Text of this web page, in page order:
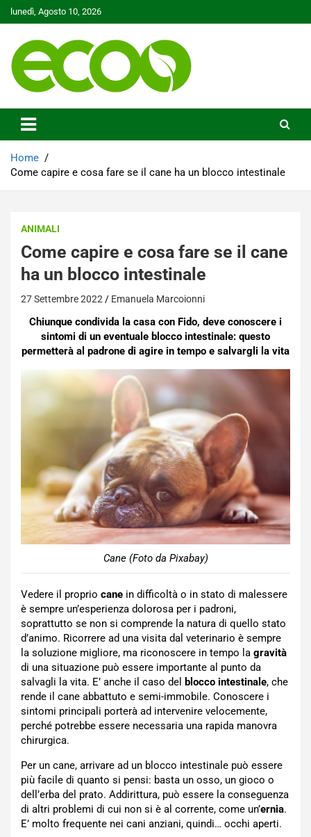
Skip
to
lunedì, Agosto 10, 2026
Ecoo.it
Home
Come capire e cosa fare se il cane ha un blocco intestinale
ANIMALI
Come capire e cosa fare se il cane
ha un blocco intestinale
27 Settembre 2022 Emanuela Marcoionni
Chiunque condivida la casa con Fido, deve conoscere i
sintomi di un eventuale blocco intestinale: questo
permetterà al padrone di agire in tempo e salvargli la vita
Cane (Foto da Pixabay)
Vedere il proprio cane in difficoltà o in stato di malessere
è sempre un’esperienza dolorosa per i padroni,
soprattutto se non si comprende la natura di quello stato
d’animo. Ricorrere ad una visita dal veterinario è sempre
la soluzione migliore, ma riconoscere in tempo la gravità
di una situazione può essere importante al punto da
salvagli la vita. E’ anche il caso del blocco intestinale, che
rende il cane abbattuto e semi-immobile. Conoscere i
sintomi principali porterà ad intervenire velocemente,
perché potrebbe essere necessaria una rapida manovra
chirurgica.
Per un cane, arrivare ad un blocco intestinale può essere
più facile di quanto si pensi: basta un osso, un gioco o
dell’erba del prato. Addirittura, può essere la conseguenza
di altri problemi di cui non si è al corrente, come un’ernia.
E’ molto frequente nei cani anziani, quindi… occhi aperti.